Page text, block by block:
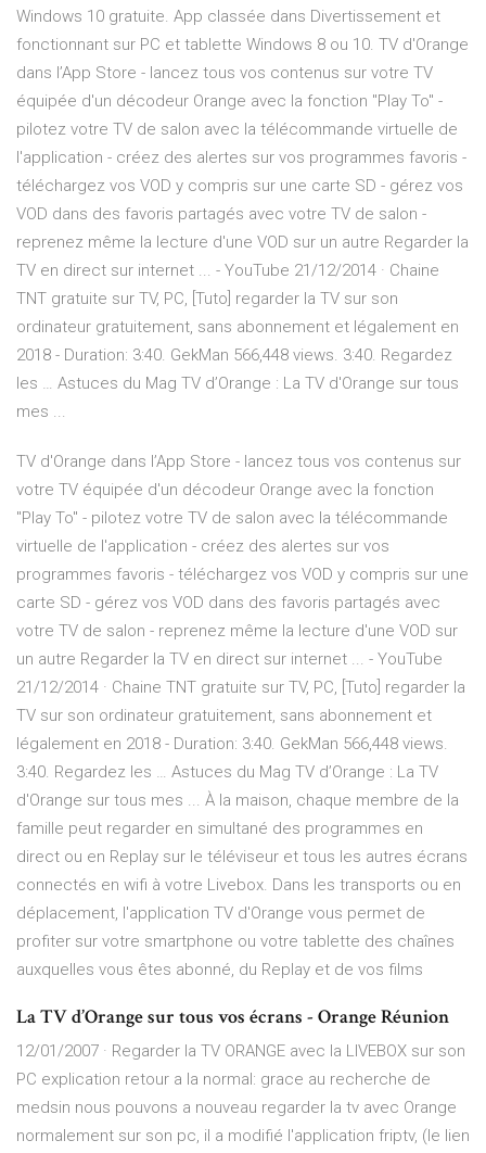
Windows 10 gratuite. App classée dans Divertissement et
fonctionnant sur PC et tablette Windows 8 ou 10. ‎TV d'Orange
dans l’App Store - lancez tous vos contenus sur votre TV
équipée d'un décodeur Orange avec la fonction "Play To" -
pilotez votre TV de salon avec la télécommande virtuelle de
l'application - créez des alertes sur vos programmes favoris -
téléchargez vos VOD y compris sur une carte SD - gérez vos
VOD dans des favoris partagés avec votre TV de salon -
reprenez même la lecture d'une VOD sur un autre Regarder la
TV en direct sur internet ... - YouTube 21/12/2014 · Chaine
TNT gratuite sur TV, PC, [Tuto] regarder la TV sur son
ordinateur gratuitement, sans abonnement et légalement en
2018 - Duration: 3:40. GekMan 566,448 views. 3:40. Regardez
les … Astuces du Mag TV d’Orange : La TV d'Orange sur tous
mes ...
‎TV d'Orange dans l’App Store - lancez tous vos contenus sur
votre TV équipée d'un décodeur Orange avec la fonction
"Play To" - pilotez votre TV de salon avec la télécommande
virtuelle de l'application - créez des alertes sur vos
programmes favoris - téléchargez vos VOD y compris sur une
carte SD - gérez vos VOD dans des favoris partagés avec
votre TV de salon - reprenez même la lecture d'une VOD sur
un autre Regarder la TV en direct sur internet ... - YouTube
21/12/2014 · Chaine TNT gratuite sur TV, PC, [Tuto] regarder la
TV sur son ordinateur gratuitement, sans abonnement et
légalement en 2018 - Duration: 3:40. GekMan 566,448 views.
3:40. Regardez les … Astuces du Mag TV d’Orange : La TV
d'Orange sur tous mes ... À la maison, chaque membre de la
famille peut regarder en simultané des programmes en
direct ou en Replay sur le téléviseur et tous les autres écrans
connectés en wifi à votre Livebox. Dans les transports ou en
déplacement, l'application TV d'Orange vous permet de
profiter sur votre smartphone ou votre tablette des chaînes
auxquelles vous êtes abonné, du Replay et de vos films
La TV d’Orange sur tous vos écrans - Orange Réunion
12/01/2007 · Regarder la TV ORANGE avec la LIVEBOX sur son
PC explication retour a la normal: grace au recherche de
medsin nous pouvons a nouveau regarder la tv avec Orange
normalement sur son pc, il a modifié l'application friptv, (le lien